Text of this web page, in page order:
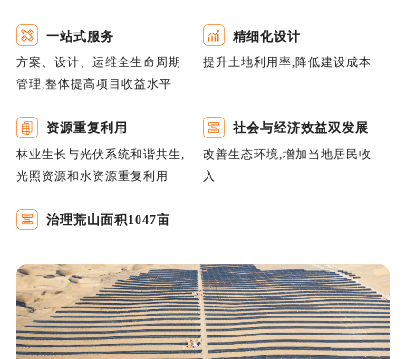
一站式服务
方案、设计、运维全生命周期
管理,整体提高项目收益水平
精细化设计
提升土地利用率,降低建设成本
资源重复利用
林业生长与光伏系统和谐共生,
光照资源和水资源重复利用
社会与经济效益双发展
改善生态环境,增加当地居民收
入
治理荒山面积1047亩